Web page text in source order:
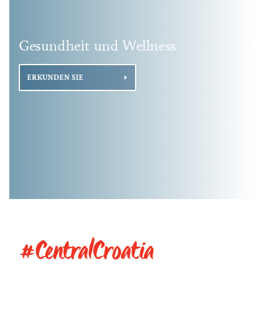
Gesundheit und Wellness
ERKUNDEN SIE
#CentralCroatia